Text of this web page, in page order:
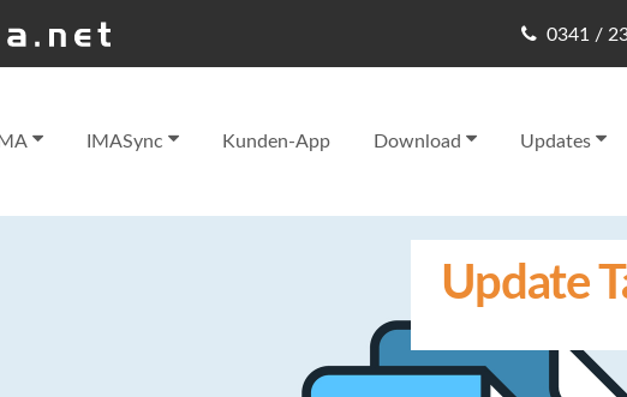
0341 /
IMA IMASync Kunden-App Download Updates
Update